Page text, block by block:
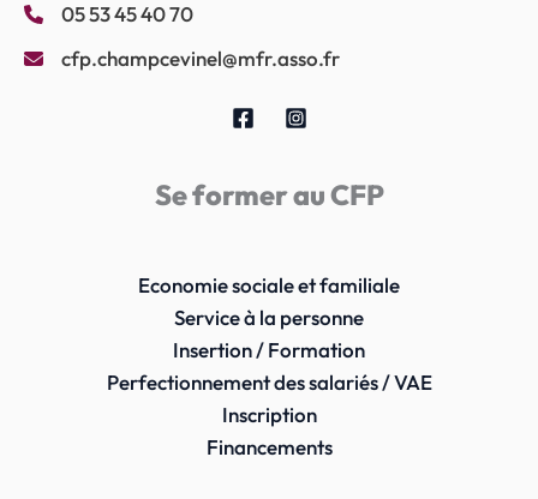
05 53 45 40 70
cfp.champcevinel@mfr.asso.fr
Se former au CFP
Economie sociale et familiale
Service à la personne
Insertion / Formation
Perfectionnement des salariés / VAE
Inscription
Financements